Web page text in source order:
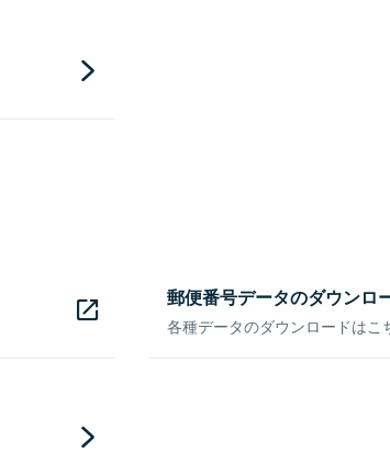
郵便番号データのダウンロ
各種データのダウンロードはこ